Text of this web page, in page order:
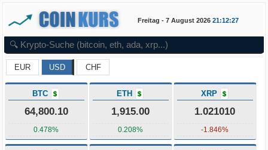
Freitag - 7 August 2026 21:12:27
EUR USD CHF
BTC $
64,800.10
0.478%
ETH $
1,915.00
0.208%
XRP $
1.021010
-1.846%